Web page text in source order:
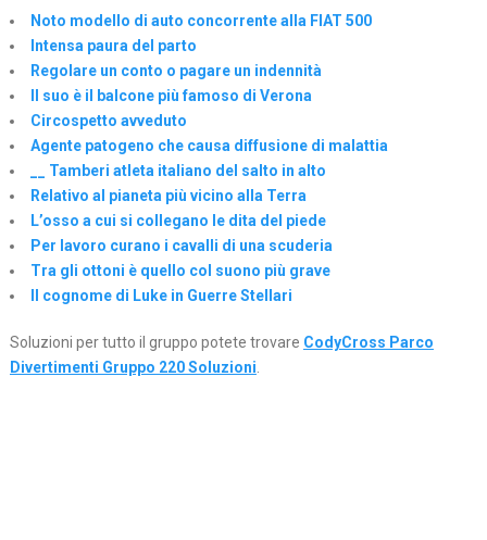
Noto modello di auto concorrente alla FIAT 500
Intensa paura del parto
Regolare un conto o pagare un indennità
Il suo è il balcone più famoso di Verona
Circospetto avveduto
Agente patogeno che causa diffusione di malattia
__ Tamberi atleta italiano del salto in alto
Relativo al pianeta più vicino alla Terra
L’osso a cui si collegano le dita del piede
Per lavoro curano i cavalli di una scuderia
Tra gli ottoni è quello col suono più grave
Il cognome di Luke in Guerre Stellari
Soluzioni per tutto il gruppo potete trovare CodyCross Parco
Divertimenti Gruppo 220 Soluzioni.